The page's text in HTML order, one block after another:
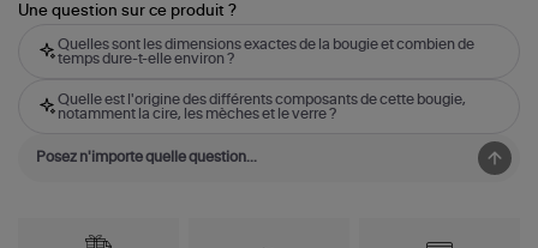
Une question sur ce produit ?
Quelles sont les dimensions exactes de la bougie et combien de
temps dure-t-elle environ ?
Quelle est l'origine des différents composants de cette bougie,
notamment la cire, les mèches et le verre ?